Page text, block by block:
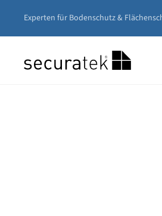
Zum
springen
Experten für Bodenschutz &